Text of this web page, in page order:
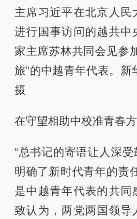
主席习近平在北京人民
进行国事访问的越共中
家主席苏林共同会见参
旅”的中越青年代表。新
摄
在守望相助中校准青春
“总书记的寄语让人深
明确了新时代青年的责
是中越青年代表的共同
致认为，两党两国领导